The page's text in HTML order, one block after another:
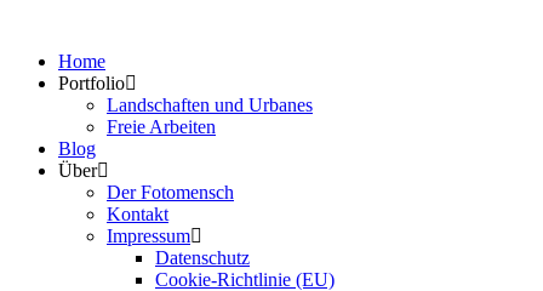
Home
Portfolio
Landschaften und Urbanes
Freie Arbeiten
Blog
Über
Der Fotomensch
Kontakt
Impressum
Datenschutz
Cookie-Richtlinie (EU)